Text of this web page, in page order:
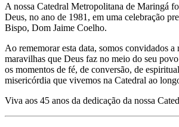
A nossa Catedral Metropolitana de Maringá
Deus, no ano de 1981, em uma celebração
Bispo, Dom Jaime Coelho.
Ao rememorar esta data, somos convidados a
maravilhas que Deus faz no meio do seu
os momentos de fé, de conversão, de
misericórdia que vivemos na Catedral ao
Viva aos 45 anos da dedicação da nossa